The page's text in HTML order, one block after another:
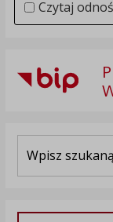
Czytaj